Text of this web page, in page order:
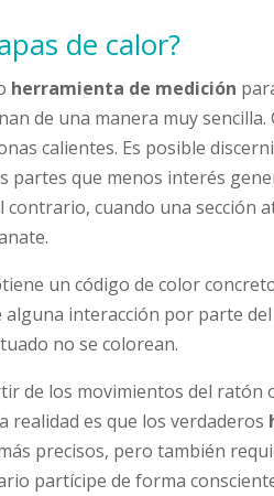
de calor?
herramienta de medición
de una manera muy sencilla.
calientes. Es posible
partes que menos interés
cuando una sección
un código de color
interacción por parte
no se colorean.
de los movimientos del ratón
realidad es que los verdaderos
precisos, pero también
partícipe de forma